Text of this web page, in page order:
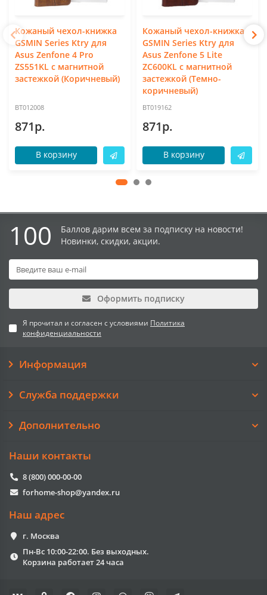
Кожаный чехол-книжка
GSMIN Series Ktry для
Asus Zenfone 4 Pro
ZS551KL с магнитной
застежкой (Коричневый)
BT012008
871р.
В корзину
Кожаный чехол-книжка
GSMIN Series Ktry для
Asus Zenfone 5 Lite
ZC600KL с магнитной
застежкой (Темно-
коричневый)
BT019162
871р.
В корзину
100
Баллов дарим всем за подписку на новости!
Новинки, скидки, акции.
Оформить подписку
Я прочитал и согласен с условиями Политика
конфиденциальности
Информация
Служба поддержки
Дополнительно
Наши контакты
8 (800) 000-00-00
forhome-shop@yandex.ru
Наш адрес
г. Москва
Пн-Вс 10:00-22:00. Без выходных.
Корзина работает 24 часа